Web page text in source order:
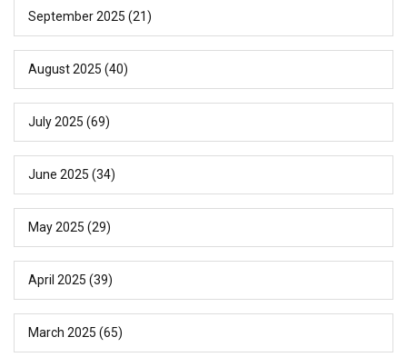
September 2025 (21)
August 2025 (40)
July 2025 (69)
June 2025 (34)
May 2025 (29)
April 2025 (39)
March 2025 (65)